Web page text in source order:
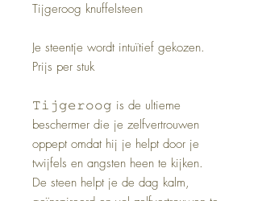
Tijgeroog knuffelsteen
Je steentje wordt intuïtief gekozen.
Prijs per stuk
𝚃𝚒𝚓𝚐𝚎𝚛𝚘𝚘𝚐 is de ultieme
beschermer die je zelfvertrouwen
oppept omdat hij je helpt door je
twijfels en angsten heen te kijken.
De steen helpt je de dag kalm,